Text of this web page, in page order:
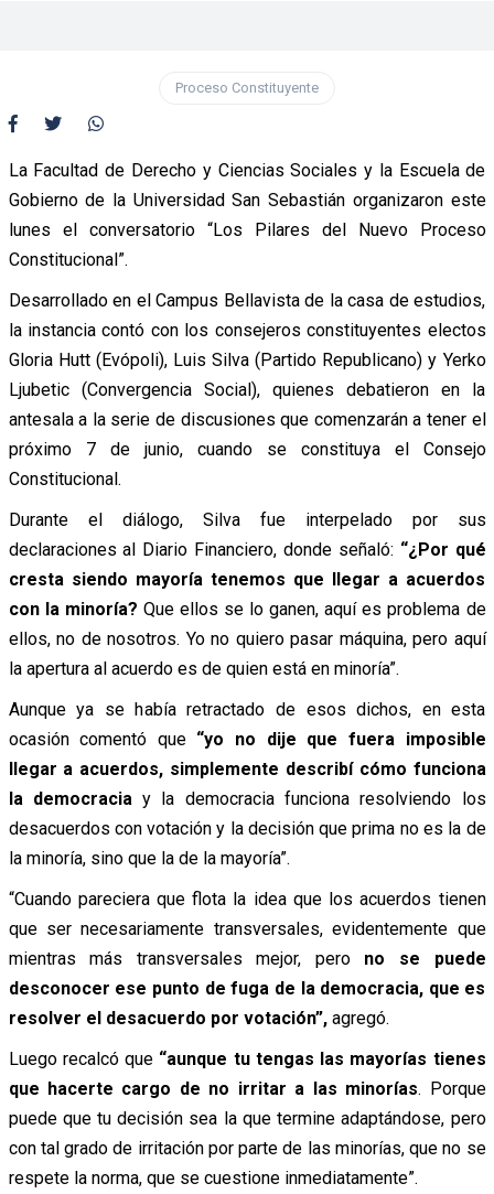
Proceso Constituyente
La Facultad de Derecho y Ciencias Sociales y la Escuela de
Gobierno de la Universidad San Sebastián organizaron este
lunes el conversatorio “Los Pilares del Nuevo Proceso
Constitucional”.
Desarrollado en el Campus Bellavista de la casa de estudios,
la instancia contó con los consejeros constituyentes electos
Gloria Hutt (Evópoli), Luis Silva (Partido Republicano) y Yerko
Ljubetic (Convergencia Social), quienes debatieron en la
antesala a la serie de discusiones que comenzarán a tener el
próximo 7 de junio, cuando se constituya el Consejo
Constitucional.
Durante el diálogo, Silva fue interpelado por sus
declaraciones al Diario Financiero, donde señaló: “¿Por qué
cresta siendo mayoría tenemos que llegar a acuerdos
con la minoría? Que ellos se lo ganen, aquí es problema de
ellos, no de nosotros. Yo no quiero pasar máquina, pero aquí
la apertura al acuerdo es de quien está en minoría”.
Aunque ya se había retractado de esos dichos, en esta
ocasión comentó que “yo no dije que fuera imposible
llegar a acuerdos, simplemente describí cómo funciona
la democracia y la democracia funciona resolviendo los
desacuerdos con votación y la decisión que prima no es la de
la minoría, sino que la de la mayoría”.
“Cuando pareciera que flota la idea que los acuerdos tienen
que ser necesariamente transversales, evidentemente que
mientras más transversales mejor, pero no se puede
desconocer ese punto de fuga de la democracia, que es
resolver el desacuerdo por votación”,agregó.
Luego recalcó que “aunque tu tengas las mayorías tienes
que hacerte cargo de no irritar a las minorías. Porque
puede que tu decisión sea la que termine adaptándose, pero
con tal grado de irritación por parte de las minorías, que no se
respete la norma, que se cuestione inmediatamente”.